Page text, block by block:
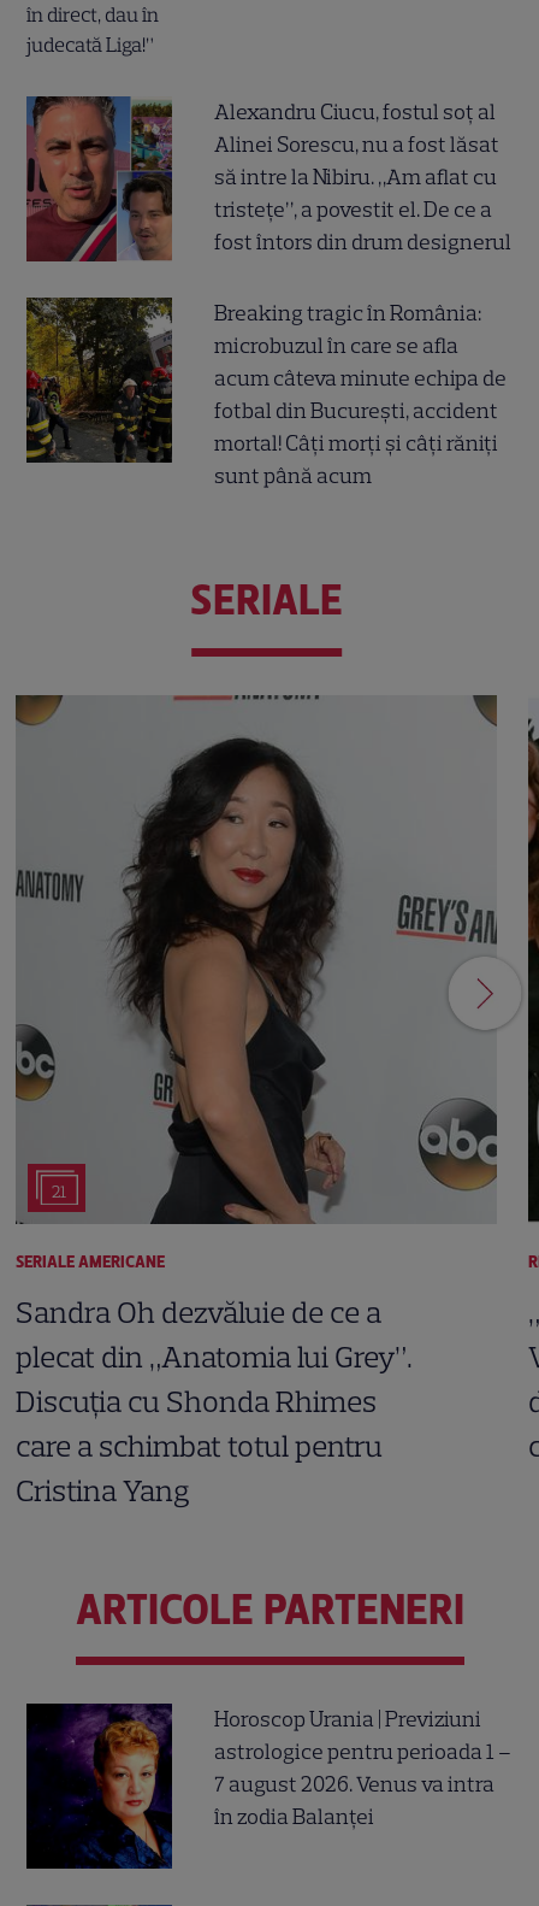
Alexandru Ciucu, fostul soț al
Alinei Sorescu, nu a fost lăsat
să intre la Nibiru. „Am aflat cu
tristețe”, a povestit el. De ce a
fost întors din drum designerul
Breaking tragic în România:
microbuzul în care se afla
acum câteva minute echipa de
fotbal din București, accident
mortal! Câți morți și câți răniți
sunt până acum
SERIALE
21
SERIALE AMERICANE
Sandra Oh dezvăluie de ce a
plecat din „Anatomia lui Grey”.
Discuția cu Shonda Rhimes
care a schimbat totul pentru
Cristina Yang
ARTICOLE PARTENERI
Horoscop Urania | Previziuni
astrologice pentru perioada 1 –
7 august 2026. Venus va intra
în zodia Balanței